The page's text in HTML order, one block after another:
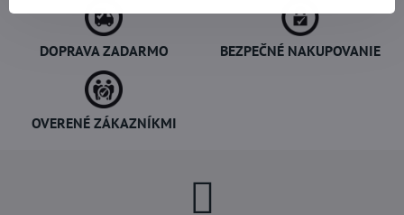
DOPRAVA ZADARMO BEZPEČNÉ NAKUPOVANIE
OVERENÉ ZÁKAZNÍKMI